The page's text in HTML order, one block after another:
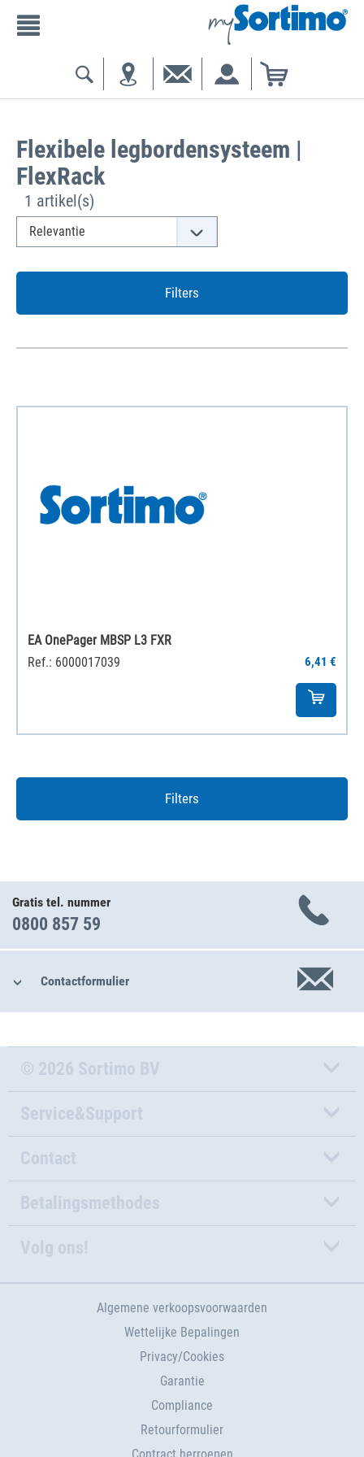
Flexibele legbordensysteem |
FlexRack
1 artikel(s)
Filters
EA OnePager MBSP L3 FXR
Ref.: 6000017039
6,41 €
Filters
Gratis tel. nummer
0800 857 59
Contactformulier
© 2026 Sortimo BV
Service&Support
Contact
Betalingsmethodes
Volg ons!
Algemene verkoopsvoorwaarden
Wettelijke Bepalingen
Privacy/Cookies
Garantie
Compliance
Retourformulier